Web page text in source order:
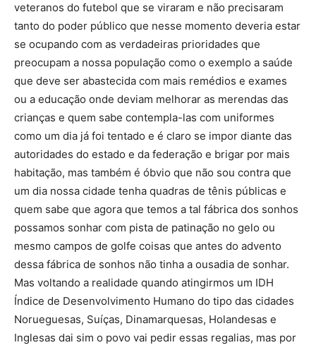
veteranos do futebol que se viraram e não precisaram
tanto do poder público que nesse momento deveria estar
se ocupando com as verdadeiras prioridades que
preocupam a nossa população como o exemplo a saúde
que deve ser abastecida com mais remédios e exames
ou a educação onde deviam melhorar as merendas das
crianças e quem sabe contempla-las com uniformes
como um dia já foi tentado e é claro se impor diante das
autoridades do estado e da federação e brigar por mais
habitação, mas também é óbvio que não sou contra que
um dia nossa cidade tenha quadras de tênis públicas e
quem sabe que agora que temos a tal fábrica dos sonhos
possamos sonhar com pista de patinação no gelo ou
mesmo campos de golfe coisas que antes do advento
dessa fábrica de sonhos não tinha a ousadia de sonhar.
Mas voltando a realidade quando atingirmos um IDH
Índice de Desenvolvimento Humano do tipo das cidades
Norueguesas, Suíças, Dinamarquesas, Holandesas e
Inglesas dai sim o povo vai pedir essas regalias, mas por